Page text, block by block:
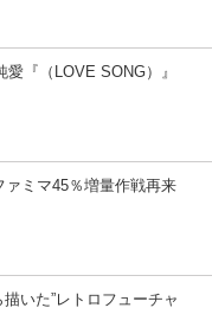
『（LOVE SONG）』
ミマ45％増量作戦再来
いた”レトロフューチャ